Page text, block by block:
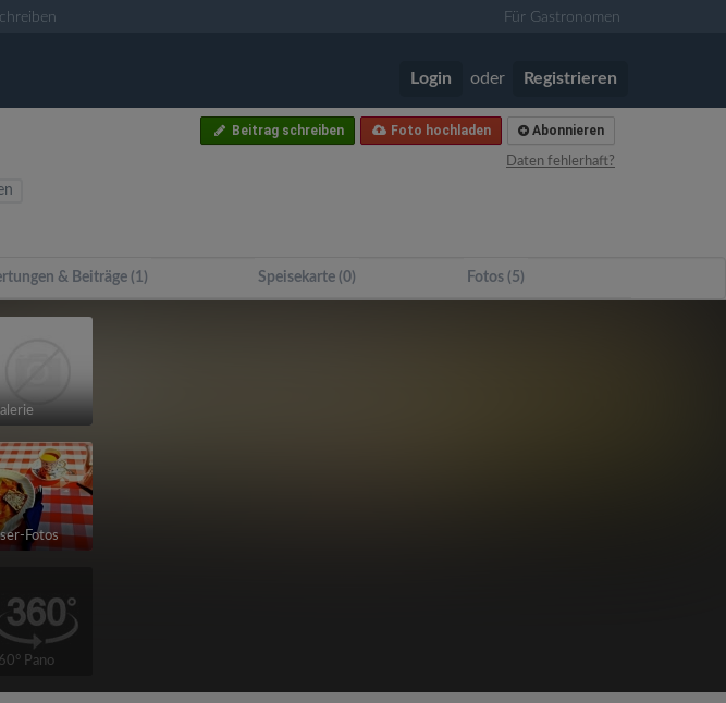
Für Gastronomen
Login oder Registrieren
Abonnieren
Foto hochladen
Beitrag schreiben
Daten fehlerhaft?
& Beiträge (1) Speisekarte (0) Fotos (5)
Fotos
Pano